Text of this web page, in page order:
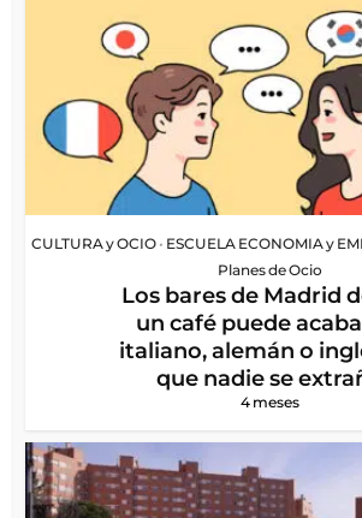
CULTURA y OCIO • ESCUELA ECONOMIA y
Planes de Ocio
Los bares de Madrid
un café puede
italiano, alemán o
que nadie se
4 meses